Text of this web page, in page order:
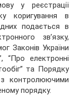
у реєстрації
коригування в
подається в
зв’язку,
Законів України
“Про електронні
та Порядку
контролюючими
порядку.